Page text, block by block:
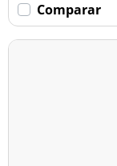
Comparar